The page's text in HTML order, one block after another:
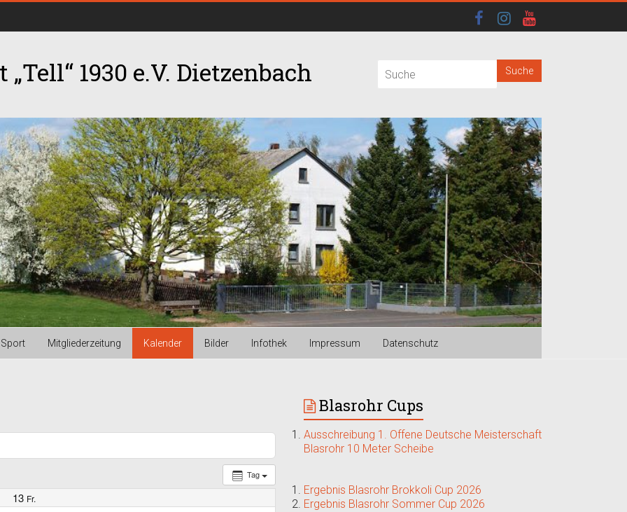
1930 e.V. Dietzenbach
Sport Mitgliederzeitung Kalender Bilder Infothek Impressum Datenschutz
Tag
13 Fr.
Blasrohr Cups
Ausschreibung 1. Offene Deutsche Meisterschaft
Blasrohr 10 Meter Scheibe
Ergebnis Blasrohr Brokkoli Cup 2026
Ergebnis Blasrohr Sommer Cup 2026